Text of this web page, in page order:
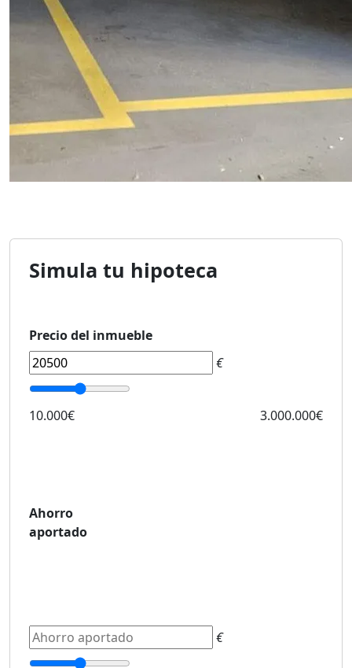
Simula tu hipoteca
Precio del inmueble
€
10.000€ 3.000.000€
Ahorro
aportado
€